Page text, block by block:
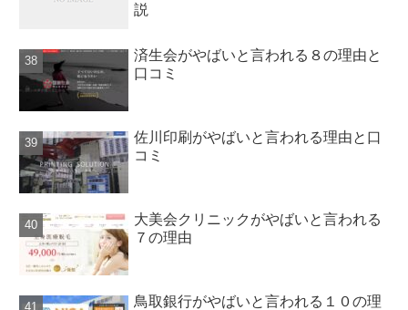
説
済生会がやばいと言われる８の理由と
口コミ
佐川印刷がやばいと言われる理由と口
コミ
大美会クリニックがやばいと言われる
７の理由
鳥取銀行がやばいと言われる１０の理